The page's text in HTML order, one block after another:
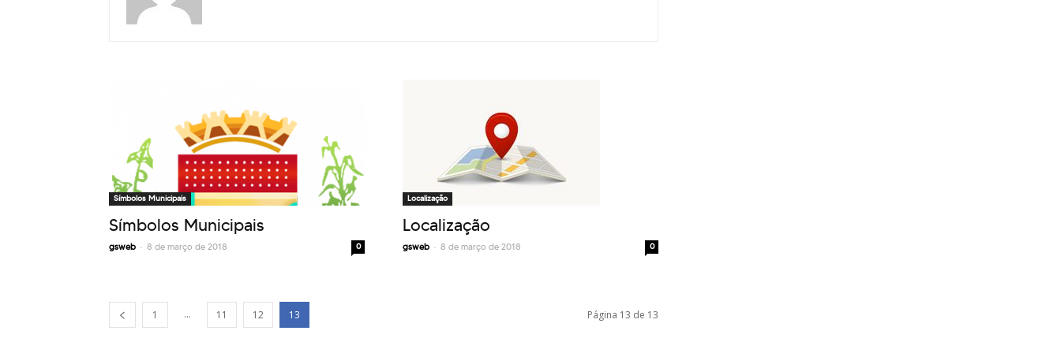
Símbolos Municipais
Símbolos Municipais
gsweb - 8 de março de 2018 0
Localização
Localização
gsweb - 8 de março de 2018 0
1 ... 11 12 13 Página 13 de 13